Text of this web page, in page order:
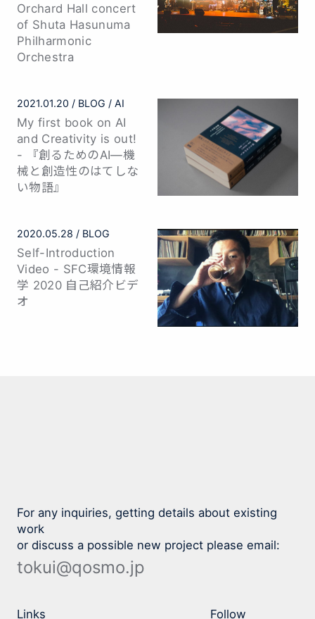
Orchard Hall concert
of Shuta Hasunuma
Philharmonic
Orchestra
2021.01.20 BLOG AI
My first book on AI
and Creativity is out!
- 『創るためのAI—機
械と創造性のはてしな
い物語』
2020.05.28 BLOG
Self-Introduction
Video - SFC環境情報
学 2020 自己紹介ビデ
オ
For any inquiries, getting details about existing
work
or discuss a possible new project please email:
tokui@qosmo.jp
Links Follow